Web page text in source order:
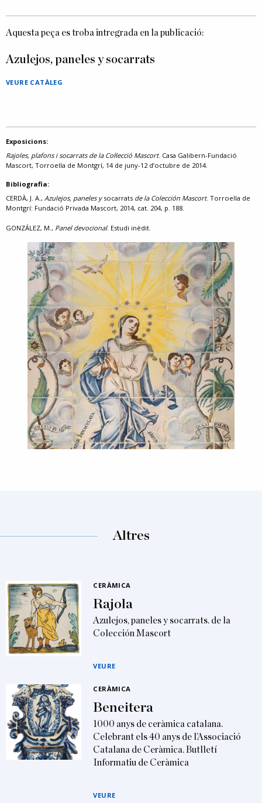
Aquesta peça es troba intregrada en la publicació:
Azulejos, paneles y socarrats
VEURE CATÀLEG
Exposicions:
Rajoles, plafons i socarrats de la Col·lecció Mascort. Casa Galibern-Fundació
Mascort, Torroella de Montgrí, 14 de juny-12 d’octubre de 2014.
Bibliografia:
CERDÀ, J. A., Azulejos, paneles y socarrats de la Colección Mascort. Torroella de
Montgrí: Fundació Privada Mascort, 2014, cat. 204, p. 188.
GONZÁLEZ, M., Panel devocional. Estudi inèdit.
Altres
CERÀMICA
Rajola
Azulejos, paneles y socarrats. de la
Colección Mascort
VEURE
CERÀMICA
Beneitera
1000 anys de ceràmica catalana.
Celebrant els 40 anys de l’Associació
Catalana de Ceràmica. Butlletí
Informatiu de Ceràmica
VEURE